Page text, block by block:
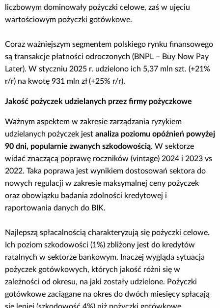
liczbowym dominowały pożyczki celowe, zaś w ujęciu
wartościowym pożyczki gotówkowe.
Coraz ważniejszym segmentem polskiego rynku finansowego
są transakcje płatności odroczonych (BNPL – Buy Now Pay
Later). W styczniu 2025 r. udzielono ich 5,37 mln szt. (+21%
r/r) na kwotę 931 mln zł (+25% r/r).
Jakość pożyczek udzielanych przez firmy pożyczkowe
Ważnym aspektem w zakresie zarządzania ryzykiem
udzielanych pożyczek jest analiza poziomu opóźnień powyżej
90 dni, popularnie zwanych szkodowością. W sektorze
widać znaczącą poprawę roczników (vintage) 2024 i 2023 vs
2022. Taka poprawa jest wynikiem dostosowań sektora do
nowych regulacji w zakresie maksymalnej ceny pożyczek
oraz obowiązku badania zdolności kredytowej i
raportowania danych do BIK.
Najlepszą spłacalnością charakteryzują się pożyczki celowe.
Ich poziom szkodowości (1%) zbliżony jest do kredytów
ratalnych w sektorze bankowym. Inaczej wygląda sytuacja
pożyczek gotówkowych, których jakość różni się w
zależności od okresu, na jaki zostały udzielone. Pożyczki
gotówkowe zaciągane na okres do dwóch miesięcy spłacają